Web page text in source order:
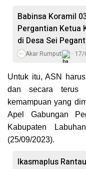
Babinsa Koramil
Pergantian Ketua
di Desa Sei
Akar Rumput 17/
Untuk itu, ASN
dan secara terus
kemampuan yang
Apel Gabungan
Kabupaten
(25/09/2023).
Ikasmaplus